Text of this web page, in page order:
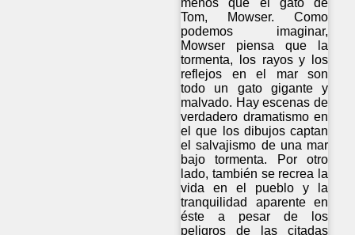
Tom, Mowser. Como
podemos imaginar,
Mowser piensa que la
tormenta, los rayos y los
reflejos en el mar son
todo un gato gigante y
malvado. Hay escenas de
verdadero dramatismo en
el que los dibujos captan
el salvajismo de una mar
bajo tormenta. Por otro
lado, también se recrea la
vida en el pueblo y la
tranquilidad aparente en
éste a pesar de los
peligros de las citadas